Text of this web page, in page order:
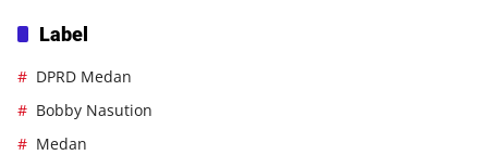
Label
DPRD Medan
Bobby Nasution
Medan